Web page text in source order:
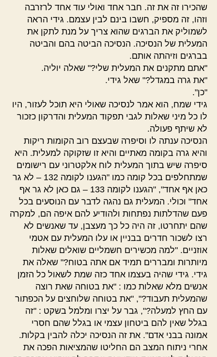
שהכירו זה את זה. חבר אחד ואולי עוד אחד לרזרבה
וזהו, זה מספיק, חשבו בינם לבין עצמם. גידי הראה
לשמוליק את הברגים שהוא צריך על מנת לתקן את
המעלית של הנסיכה. הנסיכה הביטה בהם והביטה
בברגים וזיהתה אותם.
"אתם מתקנים את המעלית שלי?" שאלה יוליה.
"את גרה במגדל?" שאל גידי.
"כן".
גידי שמח, הוא אמר לנסיכה שאולי היא תוכל לעזור, היו
לו כל מיני שאלות לגבי תפקוד המעלית והדרקון כזכור
לא שיתף פעולה.
הנסיכה ענתה לו וסיפרה שבעצם רוב הקומות ריקות
והיא גרה בקומה מאתיים והיא זו שזקוקה למעלית. היא
סיפרה שיש בתוך המעלית לוח אלקטרוני עם רישומים
שמתחלפים בכל קומה כמו "הגענו לקומה 132 – לא גר
כאן אף אחד", "הגענו לקומה 133 – גם כאן לא גר אף
אחד" וכולי. המעלית גם נהגה לדבר עם הנוסעים בכל
פעם שהדלתות נפתחות ולהודיע להם איפה הם, למקרה
שהם יתחרטו, זה היה כל כך מעצבן, עד שאנשים לא
רצו לשכור חדרים בבניין או עלו המעלית עם אטמי
אוזניים. "למה מכשירים חשמליים שואלים שאלות
מיותרות ומבררים תמיד אם אתה בטוח?" שאלה את
גידי. גידי שהיה בעצמו אחד כזה שמת לשאול כל הזמן
אנשים מלא שאלות כמו : "את בטוחה שאת רוצה
שהמעלית תעבוד?", "את בטוחה שלוחצים על הכפתור
עם החץ למעלה?", גבר על יצרו ומלמל בשקט : "זה
בגלל שאין להם ביטחון עצמי או בגלל שהם חסרי
אמונה בבני אדם". את זה הנסיכה יכלה להבין בקלות.
אחרי ניתוח המצב הם החליטו שהמציאות הפכה את